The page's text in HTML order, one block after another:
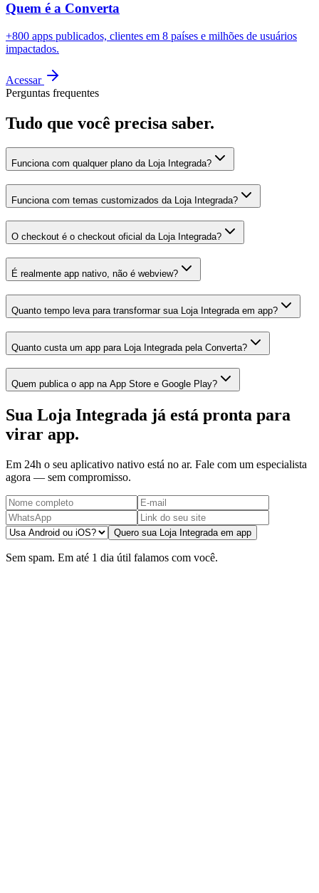
Quem é a Converta
+800 apps publicados, clientes em 8 países e milhões de usuários
impactados.
Acessar
Perguntas frequentes
Tudo que você precisa saber.
Funciona com qualquer plano da Loja Integrada?
Funciona com temas customizados da Loja Integrada?
O checkout é o checkout oficial da Loja Integrada?
É realmente app nativo, não é webview?
Quanto tempo leva para transformar sua Loja Integrada em app?
Quanto custa um app para Loja Integrada pela Converta?
Quem publica o app na App Store e Google Play?
Sua Loja Integrada já está pronta para
virar app.
Em 24h o seu aplicativo nativo está no ar. Fale com um especialista
agora — sem compromisso.
Quero sua Loja Integrada em app
Sem spam. Em até 1 dia útil falamos com você.